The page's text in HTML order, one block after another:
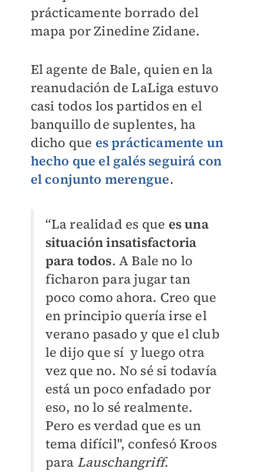
prácticamente borrado del
mapa por Zinedine Zidane.
El agente de Bale, quien en la
reanudación de LaLiga estuvo
casi todos los partidos en el
banquillo de suplentes, ha
dicho que es prácticamente un
hecho que el galés seguirá con
el conjunto merengue.
“La realidad es que es una
situación insatisfactoria
para todos. A Bale no lo
ficharon para jugar tan
poco como ahora. Creo que
en principio quería irse el
verano pasado y que el club
le dijo que sí y luego otra
vez que no. No sé si todavía
está un poco enfadado por
eso, no lo sé realmente.
Pero es verdad que es un
tema difícil", confesó Kroos
para Lauschangriff.